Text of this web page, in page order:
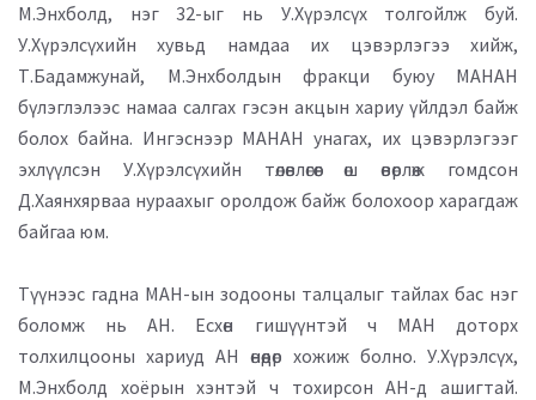
М.Энхболд, нэг 32-ыг нь У.Хүрэлсүх толгойлж буй.
У.Хүрэлсүхийн хувьд намдаа их цэвэрлэгээ хийж,
Т.Бадамжунай, М.Энхболдын фракци буюу МАНАН
бүлэглэлээс намаа салгах гэсэн акцын хариу үйлдэл байж
болох байна. Ингэснээр МАНАН унагах, их цэвэрлэгээг
эхлүүлсэн У.Хүрэлсүхийн төлөвлөгөөг өш өвөрлөж гомдсон
Д.Хаянхярваа нураахыг оролдож байж болохоор харагдаж
байгаа юм.
Түүнээс гадна МАН-ын зодооны талцалыг тайлах бас нэг
боломж нь АН. Есхөн гишүүнтэй ч МАН доторх
толхилцооны хариуд АН өнөөдөр хожиж болно. У.Хүрэлсүх,
М.Энхболд хоёрын хэнтэй ч тохирсон АН-д ашигтай.